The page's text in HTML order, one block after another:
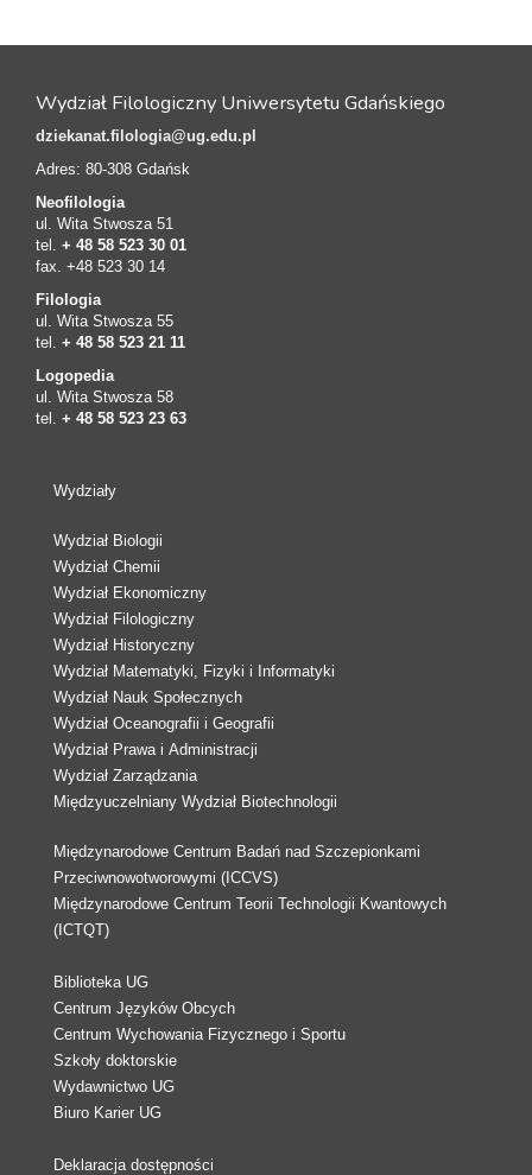
Wydział Filologiczny Uniwersytetu Gdańskiego
dziekanat.filologia@ug.edu.pl
Adres: 80-308 Gdańsk
Neofilologia
ul. Wita Stwosza 51
tel. + 48 58 523 30 01
fax. +48 523 30 14
Filologia
ul. Wita Stwosza 55
tel. + 48 58 523 21 11
Logopedia
ul. Wita Stwosza 58
tel. + 48 58 523 23 63
Wydziały
Wydział Biologii
Wydział Chemii
Wydział Ekonomiczny
Wydział Filologiczny
Wydział Historyczny
Wydział Matematyki, Fizyki i Informatyki
Wydział Nauk Społecznych
Wydział Oceanografii i Geografii
Wydział Prawa i Administracji
Wydział Zarządzania
Międzyuczelniany Wydział Biotechnologii
Międzynarodowe Centrum Badań nad Szczepionkami
Przeciwnowotworowymi (ICCVS)
Międzynarodowe Centrum Teorii Technologii Kwantowych
(ICTQT)
Biblioteka UG
Centrum Języków Obcych
Centrum Wychowania Fizycznego i Sportu
Szkoły doktorskie
Wydawnictwo UG
Biuro Karier UG
Deklaracja dostępności